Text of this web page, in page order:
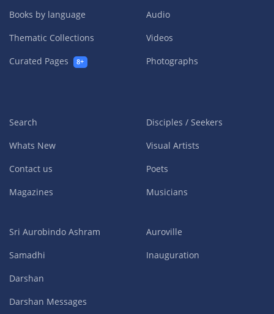
Books by language
Thematic Collections
Curated Pages
8+
Audio
Videos
Photographs
Search
Whats New
Contact us
Magazines
Disciples / Seekers
Visual Artists
Poets
Musicians
Sri Aurobindo Ashram
Samadhi
Darshan
Darshan Messages
Auroville
Inauguration